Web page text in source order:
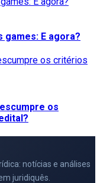
E agora?
os
notícias e análises
juridiquês.